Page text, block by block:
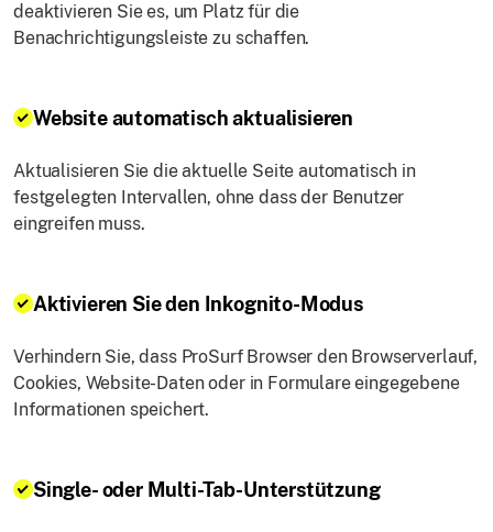
deaktivieren Sie es, um Platz für die
Benachrichtigungsleiste zu schaffen.
Website automatisch aktualisieren
Aktualisieren Sie die aktuelle Seite automatisch in
festgelegten Intervallen, ohne dass der Benutzer
eingreifen muss.
Aktivieren Sie den Inkognito-Modus
Verhindern Sie, dass ProSurf Browser den Browserverlauf,
Cookies, Website-Daten oder in Formulare eingegebene
Informationen speichert.
Single- oder Multi-Tab-Unterstützung